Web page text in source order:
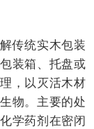
传统实木包装
装箱、托盘或
，以灭活木材
物。主要的处
学药剂在密闭